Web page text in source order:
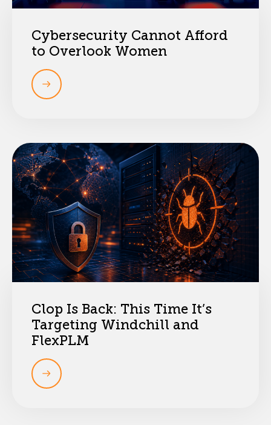
Cybersecurity Cannot Afford
to Overlook Women
Clop Is Back: This Time It’s
Targeting Windchill and
FlexPLM